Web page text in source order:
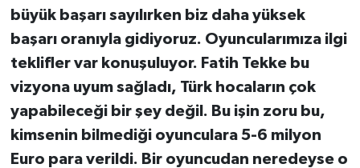
büyük başarı sayılırken biz daha yüksek
başarı oranıyla gidiyoruz. Oyuncularımıza ilgi
teklifler var konuşuluyor. Fatih Tekke bu
vizyona uyum sağladı, Türk hocaların çok
yapabileceği bir şey değil. Bu işin zoru bu,
kimsenin bilmediği oyunculara 5-6 milyon
Euro para verildi. Bir oyuncudan neredeyse o